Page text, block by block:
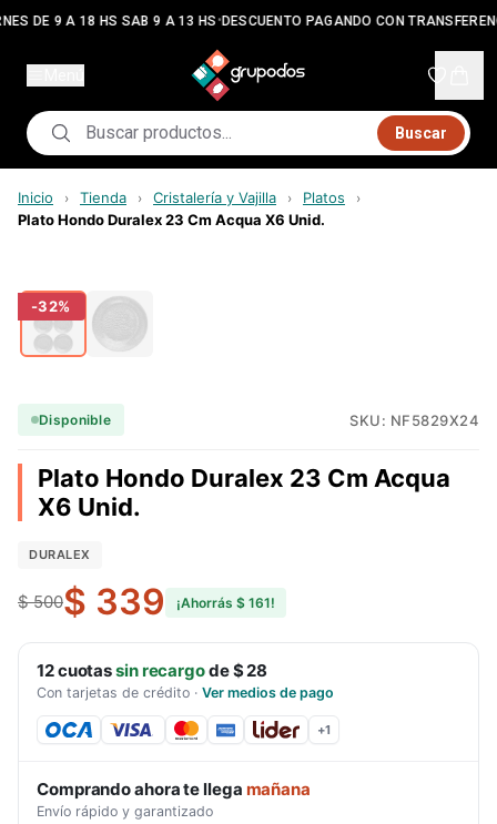
DE 9 A 18 HS SAB 9 A 13 HS• DESCUENTO PAGANDO CON
Buscar
Inicio › Tienda › Cristalería y Vajilla › Platos ›
Plato Hondo Duralex 23 Cm Acqua X6 Unid.
-32%
Disponible SKU: NF5829X24
Plato Hondo Duralex 23 Cm Acqua
X6 Unid.
DURALEX
$ 500$ 339 ¡Ahorrás $ 161!
12cuotassin recargode$ 28
Con tarjetas de crédito · Ver medios de pago
+1
Comprando ahora te llega mañana
Envío rápido y garantizado